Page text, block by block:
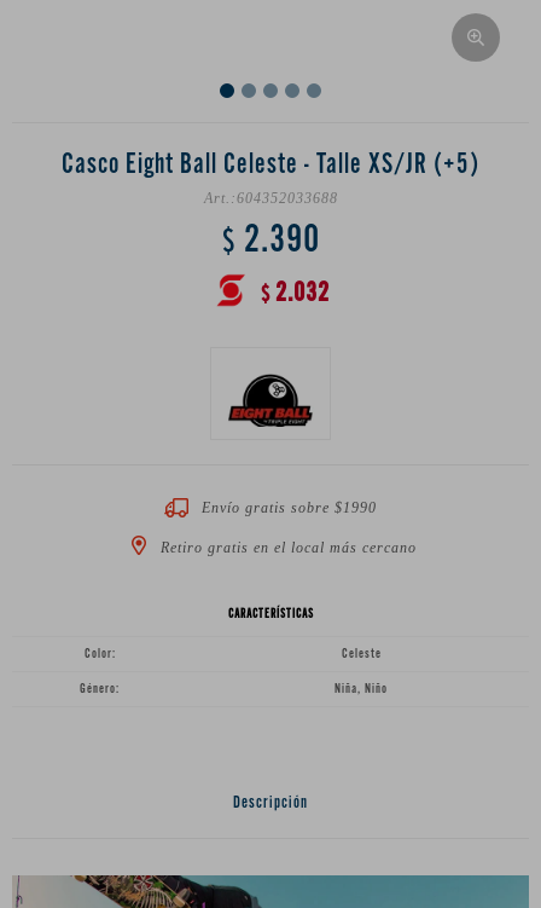
Casco Eight Ball Celeste - Talle XS/JR (+5)
604352033688
$ 2.390
$ 2.032
Envío gratis sobre $1990
Retiro gratis en el local más cercano
CARACTERÍSTICAS
Color Celeste
Género Niña, Niño
Descripción